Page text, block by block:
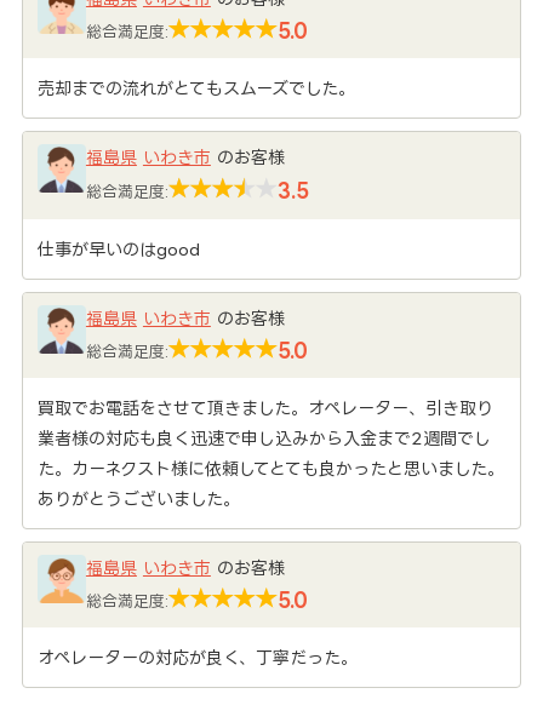
総合満足度: 5.0
売却までの流れがとてもスムーズでした。
福島県 いわき市 のお客様
総合満足度: 3.5
仕事が早いのはgood
福島県 いわき市 のお客様
総合満足度: 5.0
買取でお電話をさせて頂きました。オペレーター、引き取り
業者様の対応も良く迅速で申し込みから入金まで2週間でし
た。カーネクスト様に依頼してとても良かったと思いました。
ありがとうございました。
福島県 いわき市 のお客様
総合満足度: 5.0
オペレーターの対応が良く、丁寧だった。